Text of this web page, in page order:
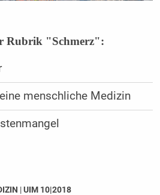
Rubrik "Schmerz":
menschliche Medizin
|UIM 10|2018